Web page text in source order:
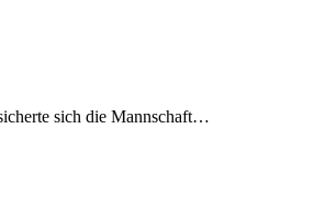
sich die Mannschaft…